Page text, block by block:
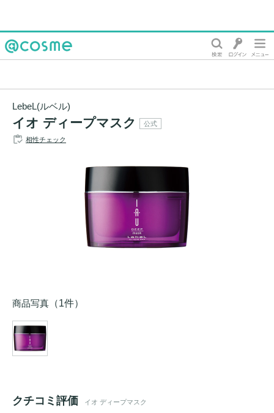
LebeL(ルベル)
イオ ディープマスク 公式
相性チェック
商品写真 （1件）
クチコミ評価 イオ ディープマスク